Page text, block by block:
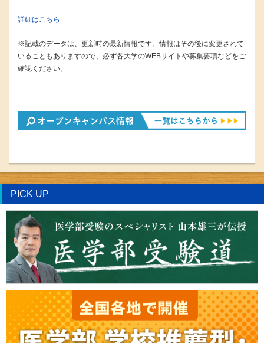
詳細はこちら
※記載のデータは、更新時の最新情報です。情報はその後に変更されて
いることもありますので、必ず各大学のWEBサイトや募集要項などをご
確認ください。
PICK UP